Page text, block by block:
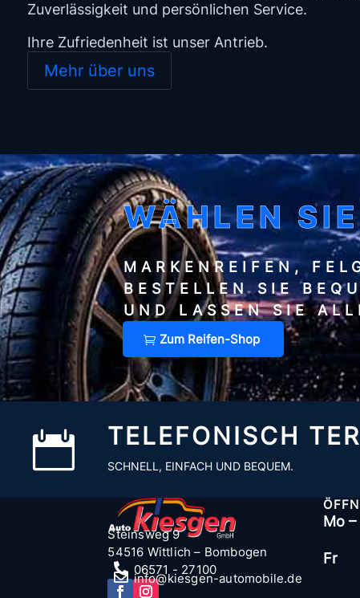
Zuverlässigkeit und persönlichen Service.
Ihre Zufriedenheit ist unser Antrieb.
Mehr über uns
WÄHLEN
MARKENREIFEN,
BESTELLEN SIE
UND LASSEN SIE
Zum Reifen-Shop
 TELEFONISCH
SCHNELL, EINFACH UND BEQUEM.
Steinsweg 9
54516 Wittlich – Bombogen
 06571 - 27100
 info@kiesgen-automobile.de
Mo –
Fr